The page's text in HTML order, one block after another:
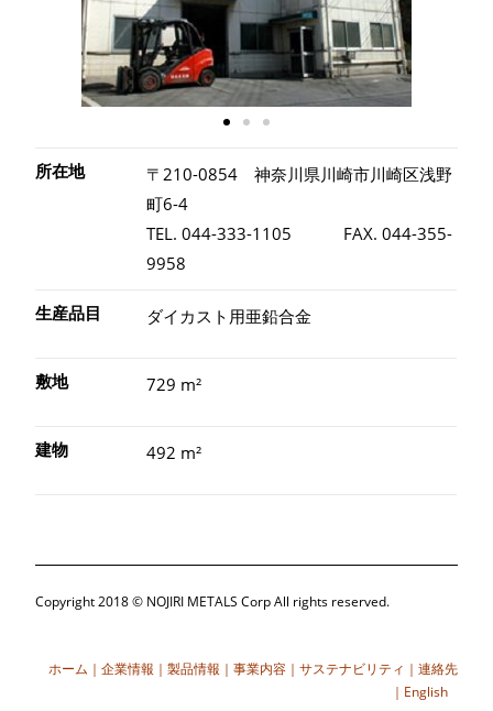
所在地
〒210-0854 神奈川県川崎市川崎区浅野
町6-4
TEL. 044-333-1105 FAX. 044-355-
9958
生産品目 ダイカスト用亜鉛合金
敷地 729 m²
建物 492 m²
Copyright 2018 © NOJIRI METALS Corp All rights reserved.
ホーム ｜ 企業情報 ｜ 製品情報 ｜ 事業内容｜ サステナビリティ ｜ 連絡先
｜ English